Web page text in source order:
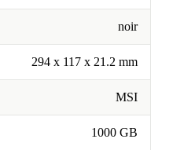
noir
294 x 117 x 21.2 mm
MSI
1000 GB